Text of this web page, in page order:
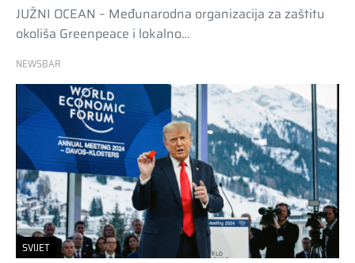
JUŽNI OCEAN – Međunarodna organizacija za zaštitu
okoliša Greenpeace i lokalno…
NEWSBAR
SVIJET